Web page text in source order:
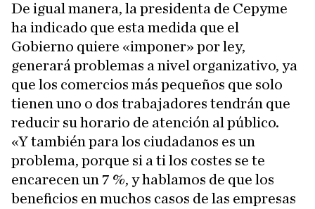
De igual manera, la presidenta de Cepyme
ha indicado que esta medida que el
Gobierno quiere «imponer» por ley,
generará problemas a nivel organizativo, ya
que los comercios más pequeños que solo
tienen uno o dos trabajadores tendrán que
reducir su horario de atención al público.
«Y también para los ciudadanos es un
problema, porque si a ti los costes se te
encarecen un 7 %, y hablamos de que los
beneficios en muchos casos de las empresas